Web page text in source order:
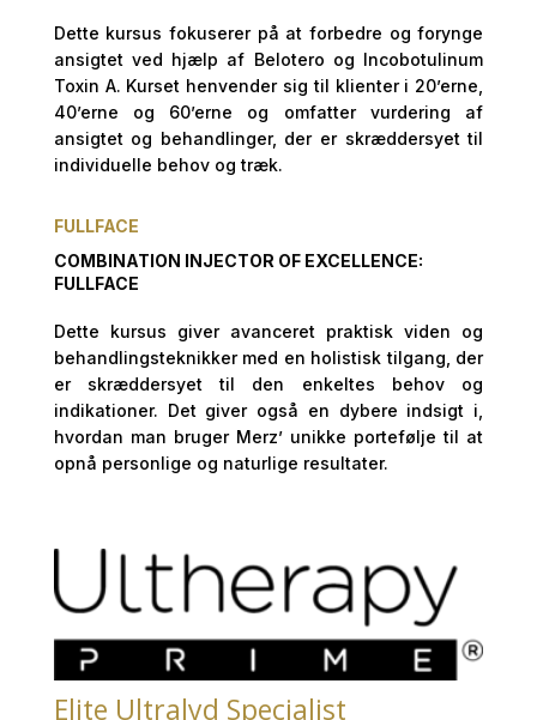
Dette kursus fokuserer på at forbedre og forynge
ansigtet ved hjælp af Belotero og Incobotulinum
Toxin A. Kurset henvender sig til klienter i 20’erne,
40’erne og 60’erne og omfatter vurdering af
ansigtet og behandlinger, der er skræddersyet til
individuelle behov og træk.
FULLFACE
COMBINATION INJECTOR OF EXCELLENCE:
FULLFACE
Dette kursus giver avanceret praktisk viden og
behandlingsteknikker med en holistisk tilgang, der
er skræddersyet til den enkeltes behov og
indikationer. Det giver også en dybere indsigt i,
hvordan man bruger Merz’ unikke portefølje til at
opnå personlige og naturlige resultater.
Elite Ultralyd Specialist